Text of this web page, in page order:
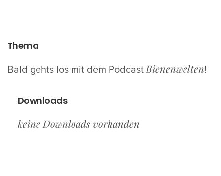
Thema
Bald gehts los mit dem PodcastBienenwelten!
Downloads
keine Downloads vorhanden